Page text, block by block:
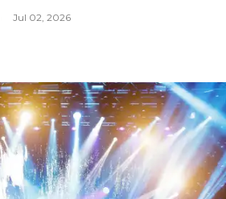
Jul 02, 2026